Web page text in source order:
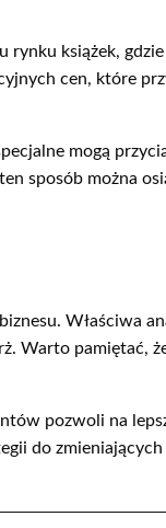
rynku książek,
cen, które
mogą
sposób można
Właściwa
Warto pamiętać,
pozwoli na
do